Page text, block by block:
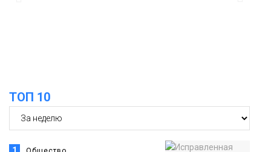
06 августа
Новости
ТОП 10